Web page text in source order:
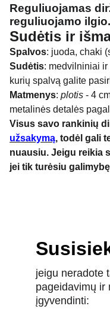
Reguliuojamas
reguliuojamo ilgio.
Sudėtis ir
Spalvos: juoda, chaki
Sudėtis: medvilniniai
kurių spalvą galite
Matmenys: plotis - 4
metalinės detalės
Visus savo rankinių
užsakymą, todėl gali
nuausiu. Jeigu reikia
jei tik turėsiu
jeigu neradote
pageidavimų ir
įgyvendinti: